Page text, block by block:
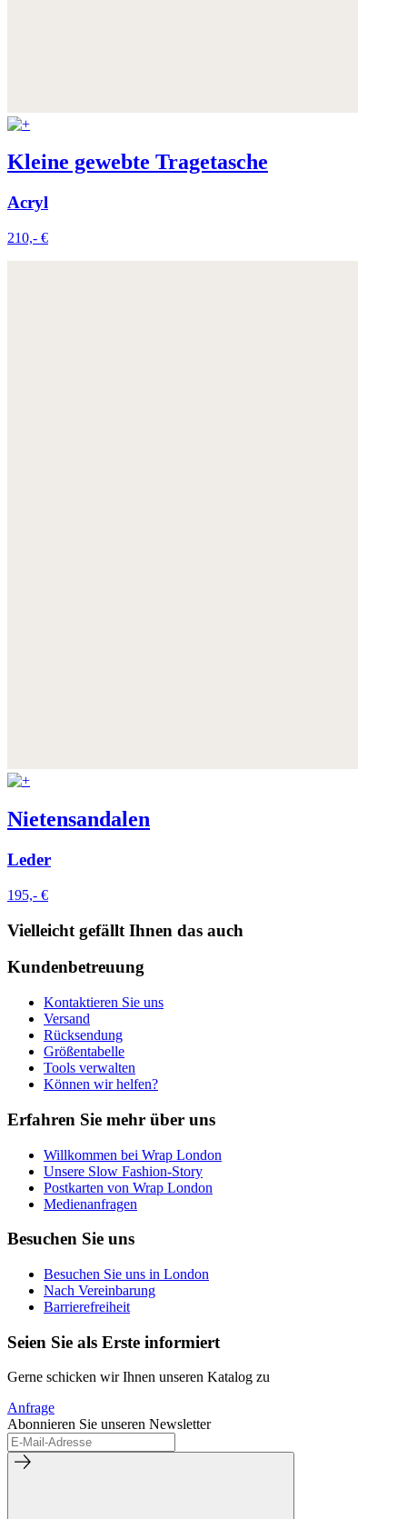
Kleine gewebte Tragetasche
Acryl
210,- €
Nietensandalen
Leder
195,- €
Vielleicht gefällt Ihnen das auch
Kundenbetreuung
Kontaktieren Sie uns
Versand
Rücksendung
Größentabelle
Tools verwalten
Können wir helfen?
Erfahren Sie mehr über uns
Willkommen bei Wrap London
Unsere Slow Fashion-Story
Postkarten von Wrap London
Medienanfragen
Besuchen Sie uns
Besuchen Sie uns in London
Nach Vereinbarung
Barrierefreiheit
Seien Sie als Erste informiert
Gerne schicken wir Ihnen unseren Katalog zu
Anfrage
Abonnieren Sie unseren Newsletter